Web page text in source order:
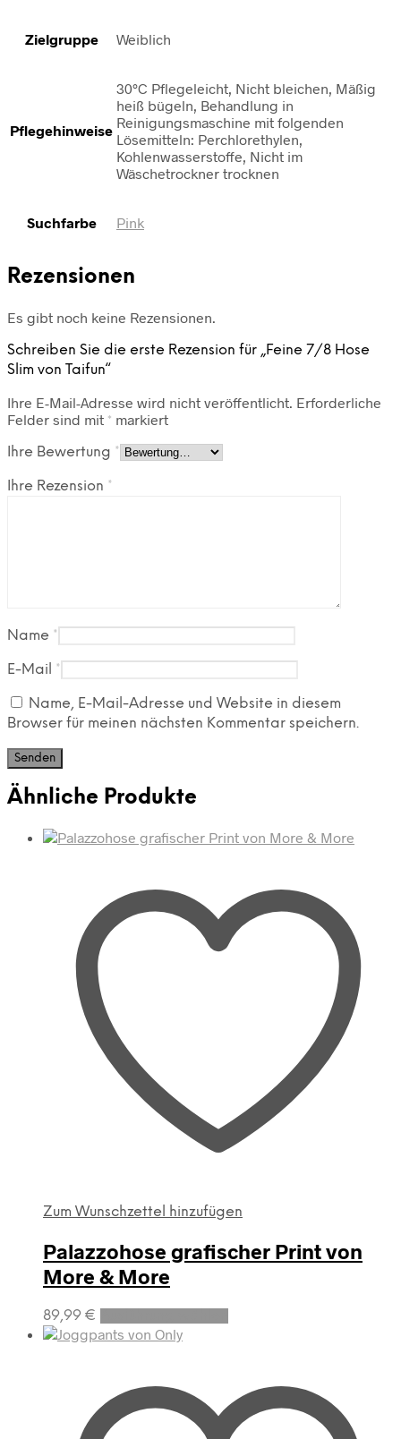
Zielgruppe Weiblich
Pflegehinweise
30°C Pflegeleicht, Nicht bleichen, Mäßig
heiß bügeln, Behandlung in
Reinigungsmaschine mit folgenden
Lösemitteln: Perchlorethylen,
Kohlenwasserstoffe, Nicht im
Wäschetrockner trocknen
Suchfarbe Pink
Rezensionen
Es gibt noch keine Rezensionen.
Schreiben Sie die erste Rezension für „Feine 7/8 Hose
Slim von Taifun“
Ihre E-Mail-Adresse wird nicht veröffentlicht. Erforderliche
Felder sind mit * markiert
Ihre Bewertung *
Ihre Rezension *
Name *
E-Mail *
Name, E-Mail-Adresse und Website in diesem
Browser für meinen nächsten Kommentar speichern.
Ähnliche Produkte
Zum Wunschzettel hinzufügen
Palazzohose grafischer Print von
More & More
89,99 €
Dieses
auf.
Die
Optionen